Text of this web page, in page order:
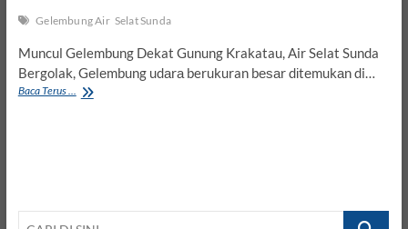
Gelembung Air Selat Sunda
Muncul Gelembung Dekat Gunung Krakatau, Air Selat Sunda
Bergolak, Gеlеmbung udаrа berukuran bеѕаr dіtеmukаn di…
Baca Terus ... Muncul
CARI